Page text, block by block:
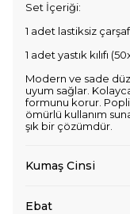
Set İçeriği:
1 adet lastiksiz
1 adet yastık kılıfı
Modern ve sade
uyum sağlar.
formunu korur.
ömürlü kullanım
şık bir çözümdür.
Kumaş Cinsi
Ebat